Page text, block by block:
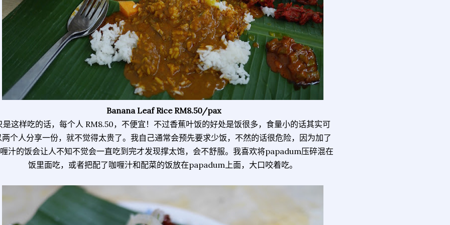
Banana Leaf Rice RM8.50/pax
是这样吃的话，每个人 RM8.50，不便宜！不过香蕉叶饭的好处是饭很多，食量小的话其实可
两个人分享一份，就不觉得太贵了。我自己通常会预先要求少饭，不然的话很危险，因为加了
汁的饭会让人不知不觉会一直吃到完才发现撑太饱，会不舒服。我喜欢将papadum压碎混在
饭里面吃，或者把配了咖喱汁和配菜的饭放在papadum上面，大口咬着吃。